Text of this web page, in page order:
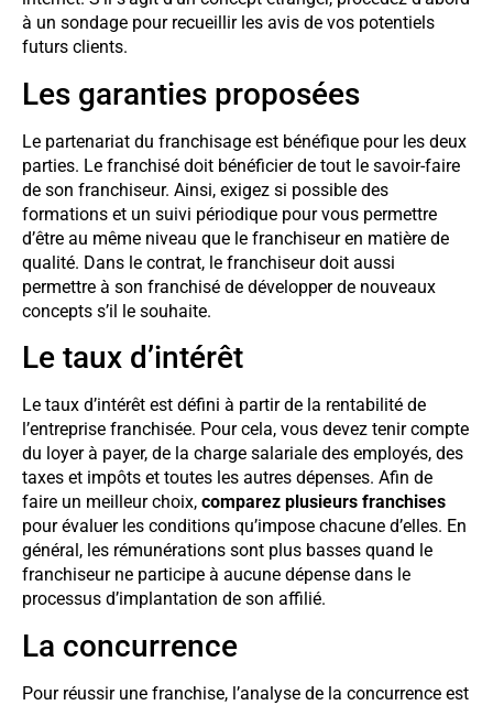
à un sondage pour recueillir les avis de vos potentiels
futurs clients.
Les garanties proposées
Le partenariat du franchisage est bénéfique pour les deux
parties. Le franchisé doit bénéficier de tout le savoir-faire
de son franchiseur. Ainsi, exigez si possible des
formations et un suivi périodique pour vous permettre
d’être au même niveau que le franchiseur en matière de
qualité. Dans le contrat, le franchiseur doit aussi
permettre à son franchisé de développer de nouveaux
concepts s’il le souhaite.
Le taux d’intérêt
Le taux d’intérêt est défini à partir de la rentabilité de
l’entreprise franchisée. Pour cela, vous devez tenir compte
du loyer à payer, de la charge salariale des employés, des
taxes et impôts et toutes les autres dépenses. Afin de
faire un meilleur choix, comparez plusieurs franchises
pour évaluer les conditions qu’impose chacune d’elles. En
général, les rémunérations sont plus basses quand le
franchiseur ne participe à aucune dépense dans le
processus d’implantation de son affilié.
La concurrence
Pour réussir une franchise, l’analyse de la concurrence est